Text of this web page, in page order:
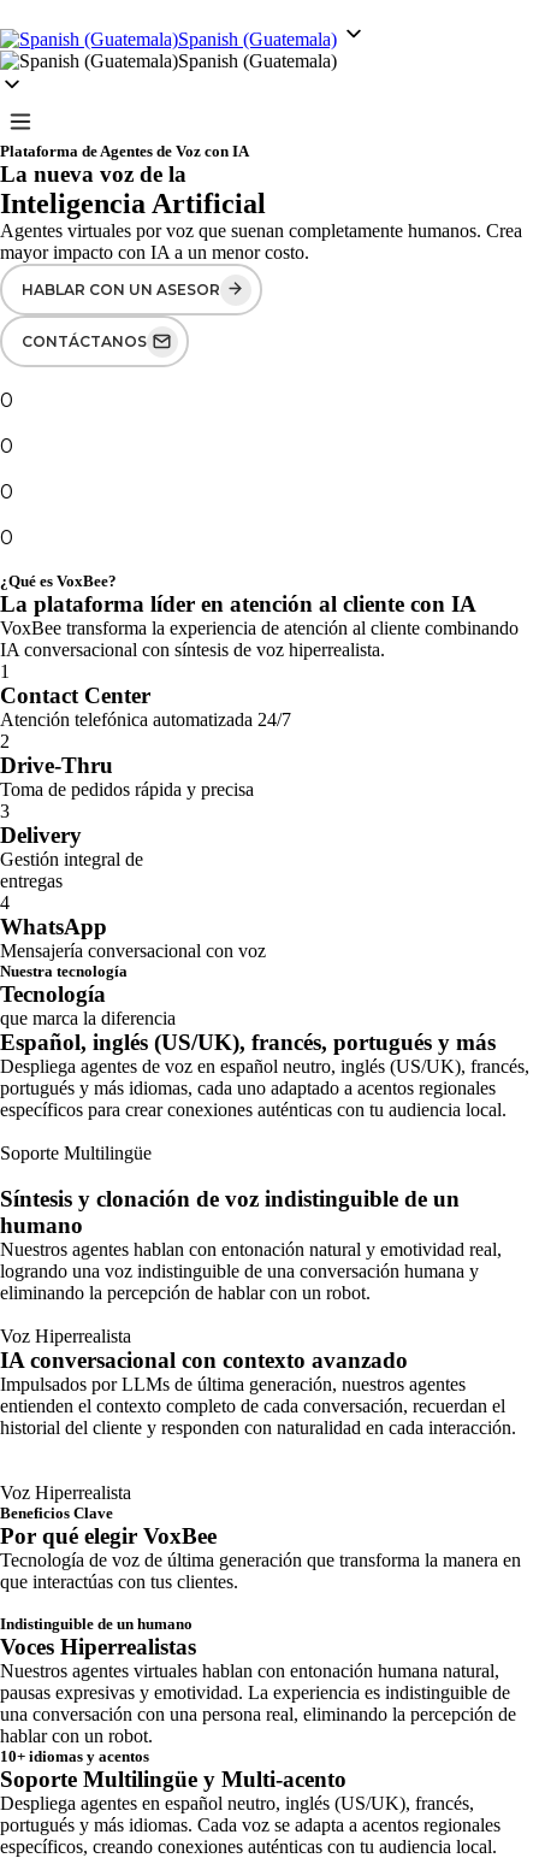
Spanish (Guatemala)
Spanish (Guatemala)
Plataforma de Agentes de Voz con IA
La nueva voz de la
Inteligencia Artificial
Agentes virtuales por voz que suenan completamente humanos. Crea
mayor impacto con IA a un menor costo.
HABLAR CON UN ASESOR
CONTÁCTANOS
0
0
0
0
¿Qué es VoxBee?
La plataforma líder en atención al cliente con IA
VoxBee transforma la experiencia de atención al cliente combinando
IA conversacional con síntesis de voz hiperrealista.
1
Contact Center
Atención telefónica automatizada 24/7
2
Drive-Thru
Toma de pedidos rápida y precisa
3
Delivery
Gestión integral de
entregas
4
WhatsApp
Mensajería conversacional con voz
Nuestra tecnología
Tecnología
que marca la diferencia
Español, inglés (US/UK), francés, portugués y más
Despliega agentes de voz en español neutro, inglés (US/UK), francés,
portugués y más idiomas, cada uno adaptado a acentos regionales
específicos para crear conexiones auténticas con tu audiencia local.
Soporte Multilingüe
Síntesis y clonación de voz indistinguible de un
humano
Nuestros agentes hablan con entonación natural y emotividad real,
logrando una voz indistinguible de una conversación humana y
eliminando la percepción de hablar con un robot.
Voz Hiperrealista
IA conversacional con contexto avanzado
Impulsados por LLMs de última generación, nuestros agentes
entienden el contexto completo de cada conversación, recuerdan el
historial del cliente y responden con naturalidad en cada interacción.
Voz Hiperrealista
Beneficios Clave
Por qué elegir VoxBee
Tecnología de voz de última generación que transforma la manera en
que interactúas con tus clientes.
Indistinguible de un humano
Voces Hiperrealistas
Nuestros agentes virtuales hablan con entonación humana natural,
pausas expresivas y emotividad. La experiencia es indistinguible de
una conversación con una persona real, eliminando la percepción de
hablar con un robot.
10+ idiomas y acentos
Soporte Multilingüe y Multi-acento
Despliega agentes en español neutro, inglés (US/UK), francés,
portugués y más idiomas. Cada voz se adapta a acentos regionales
específicos, creando conexiones auténticas con tu audiencia local.